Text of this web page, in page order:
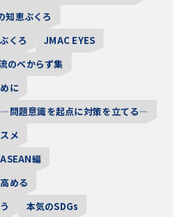
知恵ぶくろ
くろ
JMAC EYES
のべからず集
に
問題意識を起点に対策を立てる―
メ
編
める
本気のSDGs